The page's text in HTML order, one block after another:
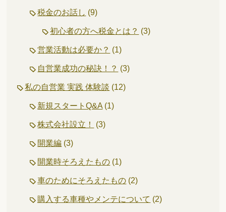
税金のお話し (9)
初心者の方へ税金とは？ (3)
営業活動は必要か？ (1)
自営業成功の秘訣！？ (3)
私の自営業 実践 体験談 (12)
新規スタートQ&A (1)
株式会社設立！ (3)
開業編 (3)
開業時そろえたもの (1)
車のためにそろえたもの (2)
購入する車種やメンテについて (2)